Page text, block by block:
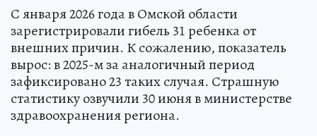
С января 2026 года в Омской области
зарегистрировали гибель 31 ребенка от
внешних причин. К сожалению, показатель
вырос: в 2025-м за аналогичный период
зафиксировано 23 таких случая. Страшную
статистику озвучили 30 июня в министерстве
здравоохранения региона.